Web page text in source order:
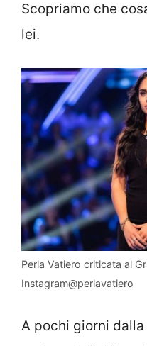
Scopriamo che
lei.
Perla Vatiero criticata al
Instagram@perlavatiero
A pochi giorni